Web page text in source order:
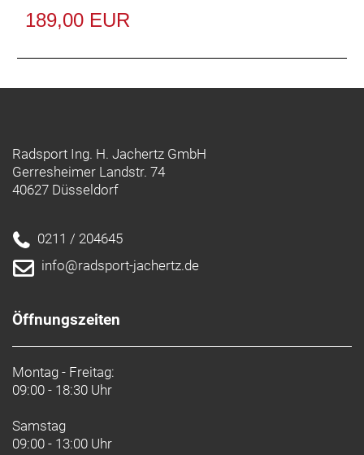
189,00 EUR
Radsport Ing. H. Jachertz GmbH
Gerresheimer Landstr. 74
40627 Düsseldorf
0211 / 204645
info@radsport-jachertz.de
Öffnungszeiten
Montag - Freitag:
09:00 - 18:30 Uhr
Samstag
09:00 - 13:00 Uhr